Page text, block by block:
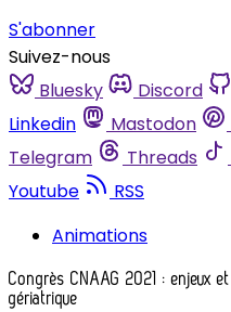
S'abonner
Suivez-nous
Bluesky
Discord
Linkedin
Mastodon
Telegram
Threads
Youtube
RSS
Animations
Congrès CNAAG 2021 : enjeux
gériatrique